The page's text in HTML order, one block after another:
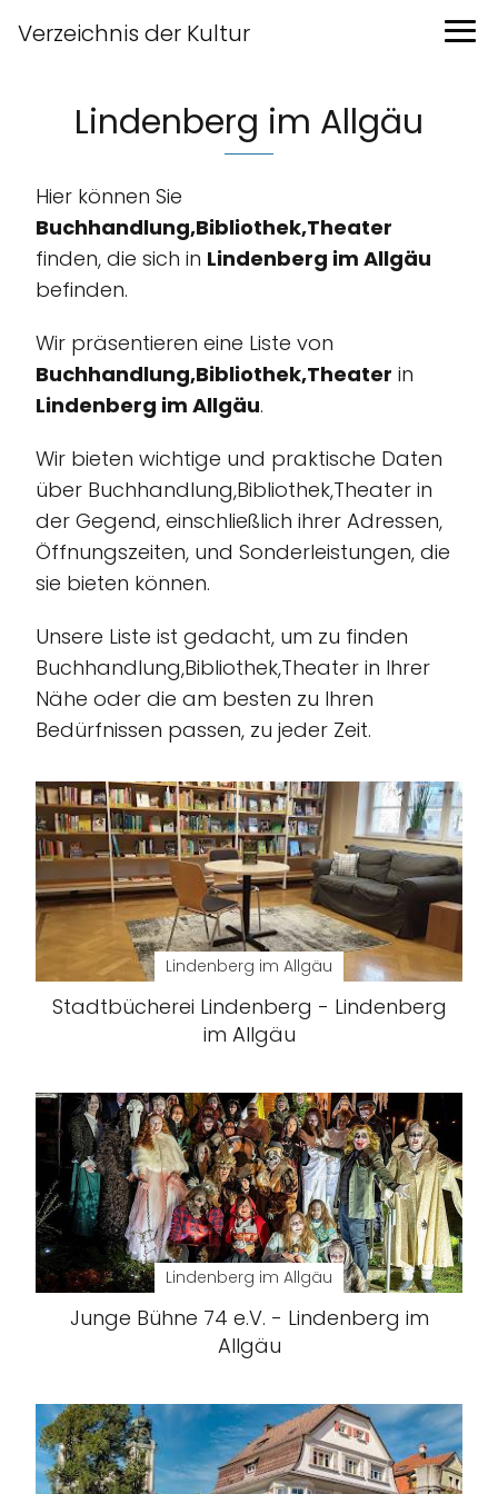
Verzeichnis der Kultur
Lindenberg im Allgäu
Hier können Sie
Buchhandlung,Bibliothek,Theater
finden, die sich in Lindenberg im Allgäu
befinden.
Wir präsentieren eine Liste von
Buchhandlung,Bibliothek,Theater in
Lindenberg im Allgäu.
Wir bieten wichtige und praktische Daten
über Buchhandlung,Bibliothek,Theater in
der Gegend, einschließlich ihrer Adressen,
Öffnungszeiten, und Sonderleistungen, die
sie bieten können.
Unsere Liste ist gedacht, um zu finden
Buchhandlung,Bibliothek,Theater in Ihrer
Nähe oder die am besten zu Ihren
Bedürfnissen passen, zu jeder Zeit.
Lindenberg im Allgäu
Stadtbücherei Lindenberg - Lindenberg
im Allgäu
Lindenberg im Allgäu
Junge Bühne 74 e.V. - Lindenberg im
Allgäu